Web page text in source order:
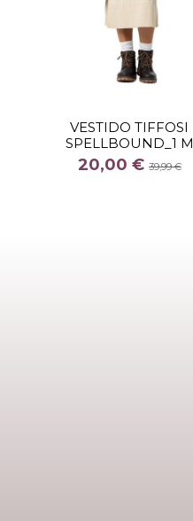
VESTIDO TIFFOSI
SPELLBOUND_1 M
20,00 € 39,99 €
COLOR
BEIGE